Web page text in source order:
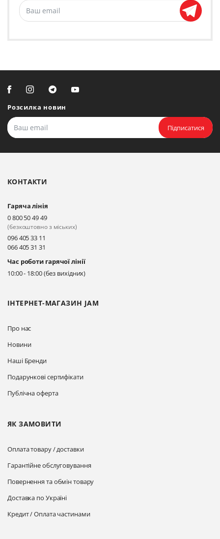
Розсилка новин
Підписатися
ІНТЕРНЕТ-МАГАЗИН JAM
Про нас
Новини
Наші Бренди
Подарункові сертифікати
Публічна оферта
ЯК ЗАМОВИТИ
Оплата товару / доставки
Гарантійне обслуговування
Повернення та обмін товару
Доставка по Україні
Кредит / Оплата частинами
КОНТАКТИ
Гаряча лінія
0 800 50 49 49
(безкоштовно з міських)
096 405 33 11
066 405 31 31
Час роботи гарячої лінії
10:00 - 18:00 (без вихідних)